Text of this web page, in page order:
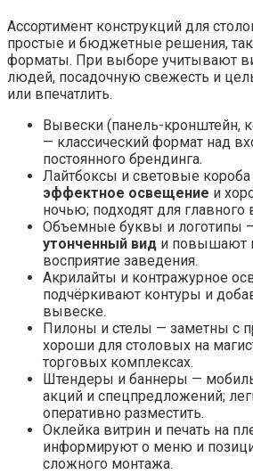
Ассортимент конструкций для
простые и бюджетные решения,
форматы. При выборе учитывают
людей, посадочную свежесть и
или впечатлить.
Вывески (панель-кронштейн,
— классический формат над
постоянного брендинга.
Лайтбоксы и световые
эффектное освещение и
ночью; подходят для главного
Объемные буквы и логотипы
утонченный вид и повышают
восприятие заведения.
Акрилайты и контражурное
подчёркивают контуры и
вывеске.
Пилоны и стелы — заметны с
хороши для столовых на
торговых комплексах.
Штендеры и баннеры —
акций и спецпредложений;
оперативно разместить.
Оклейка витрин и печать на
информируют о меню и
сложного монтажа.